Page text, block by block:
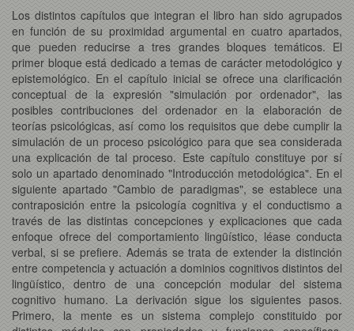
Los distintos capítulos que integran el libro han sido agrupados
en función de su proximidad argumental en cuatro apartados,
que pueden reducirse a tres grandes bloques temáticos. El
primer bloque está dedicado a temas de carácter metodológico y
epistemológico. En el capítulo inicial se ofrece una clarificación
conceptual de la expresión "simulación por ordenador", las
posibles contribuciones del ordenador en la elaboración de
teorías psicológicas, así como los requisitos que debe cumplir la
simulación de un proceso psicológico para que sea considerada
una explicación de tal proceso. Este capítulo constituye por sí
solo un apartado denominado "Introducción metodológica". En el
siguiente apartado "Cambio de paradigmas", se establece una
contraposición entre la psicología cognitiva y el conductismo a
través de las distintas concepciones y explicaciones que cada
enfoque ofrece del comportamiento lingüístico, léase conducta
verbal, si se prefiere. Además se trata de extender la distinción
entre competencia y actuación a dominios cognitivos distintos del
lingüístico, dentro de una concepción modular del sistema
cognitivo humano. La derivación sigue los siguientes pasos.
Primero, la mente es un sistema complejo constituido por